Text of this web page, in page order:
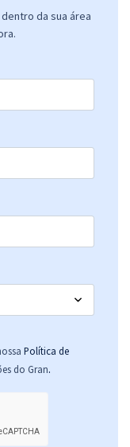
da sua área
Política de
do Gran.